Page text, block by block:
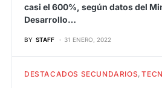
casi el 600%, según datos del
Desarrollo…
BY STAFF 31 ENERO, 2022
DESTACADOS SECUNDARIOS